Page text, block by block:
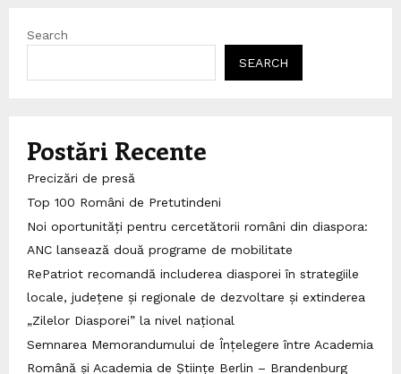
Search
SEARCH
Postări Recente
Precizări de presă
Top 100 Români de Pretutindeni
Noi oportunități pentru cercetătorii români din diaspora:
ANC lansează două programe de mobilitate
RePatriot recomandă includerea diasporei în strategiile
locale, județene și regionale de dezvoltare și extinderea
„Zilelor Diasporei” la nivel național
Semnarea Memorandumului de Înțelegere între Academia
Română și Academia de Științe Berlin – Brandenburg